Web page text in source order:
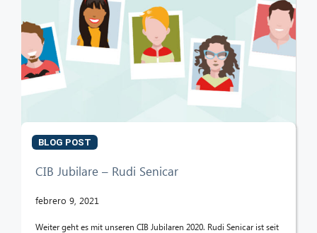
BLOG POST
CIB Jubilare – Rudi Senicar
febrero 9, 2021
Weiter geht es mit unseren CIB Jubilaren 2020. Rudi Senicar ist seit